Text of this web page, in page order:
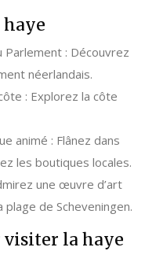
Parlement : Découvrez
néerlandais.
: Explorez la côte
animé : Flânez dans
les boutiques locales.
une œuvre d’art
de Scheveningen.
visiter la haye